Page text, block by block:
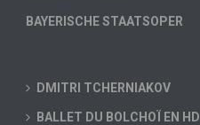
BAYERISCHE STAATSOPER
DMITRI TCHERNIAKOV
BALLET DU BOLCHOÏ EN HD